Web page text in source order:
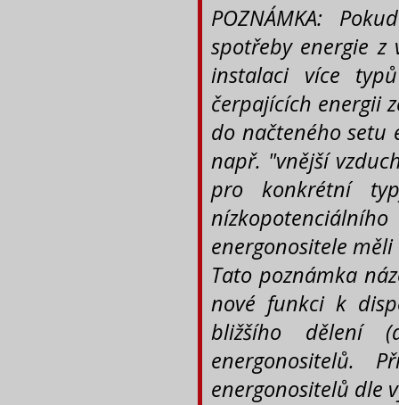
POZNÁMKA:
spotřeby energie
instalaci více
čerpajících energii
do načteného setu
např. "vnější
pro konkrétní
energonositele
Tato poznámka
nové funkci k
bližšího dělení
energonositelů.
energonositelů dle